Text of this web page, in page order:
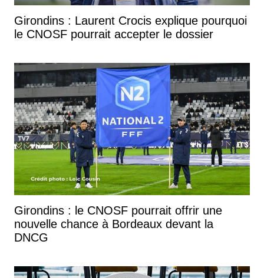
Girondins : Laurent Crocis explique pourquoi
le CNOSF pourrait accepter le dossier
Girondins : le CNOSF pourrait offrir une
nouvelle chance à Bordeaux devant la
DNCG